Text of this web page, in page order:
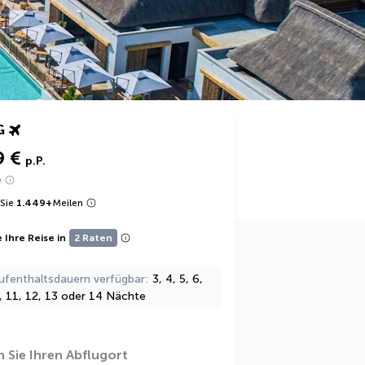
€ p.P.
1.449+Meilen
Ihre Reise in 2 Raten
verfügbar 3, 4, 5, 6,
11, 12, 13 oder 14 Nächte
Sie Ihren Abflugort